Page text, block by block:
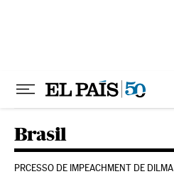
Brasil
PRCESSO DE IMPEACHMENT DE DILMA